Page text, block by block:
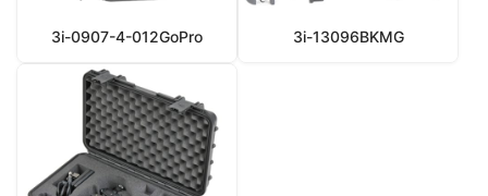
3i-0907-4-012GoPro 3i-13096BKMG